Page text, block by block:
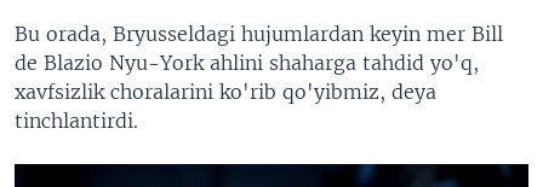
Bu orada, Bryusseldagi hujumlardan keyin mer Bill
de Blazio Nyu-York ahlini shaharga tahdid yo'q,
xavfsizlik choralarini ko'rib qo'yibmiz, deya
tinchlantirdi.